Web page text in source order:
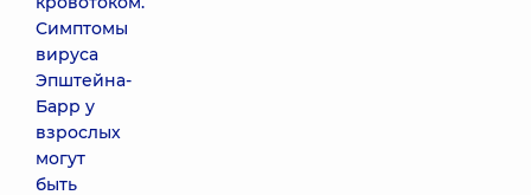
Симптомы
вируса
Эпштейна-
Барр у
взрослых
могут
быть